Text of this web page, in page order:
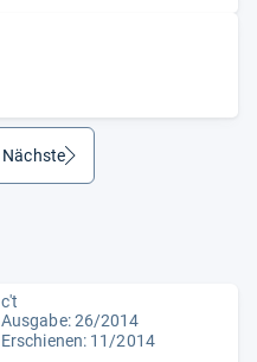
Nächsteweiter
c't
Ausgabe: 26/2014
Erschienen: 11/2014